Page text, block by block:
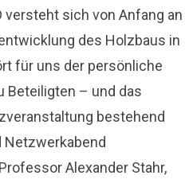
versteht sich von Anfang an
des Holzbaus in
für uns der persönliche
Beteiligten – und das
bestehend
Netzwerkabend
Alexander Stahr,